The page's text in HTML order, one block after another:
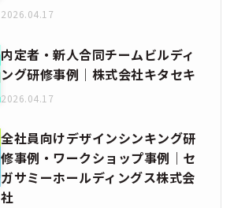
2026.04.17
内定者・新人合同チームビルディ
ング研修事例｜株式会社キタセキ
2026.04.17
全社員向けデザインシンキング研
修事例・ワークショップ事例｜セ
ガサミーホールディングス株式会
社